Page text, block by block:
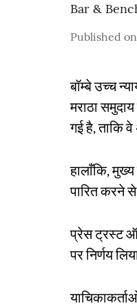
Bar &
Published on
बॉम्बे उच्च
मराठा
गई है, ताकि
हालाँकि,
पारित करने
प्रेस ट्रस्ट
पर निर्णय